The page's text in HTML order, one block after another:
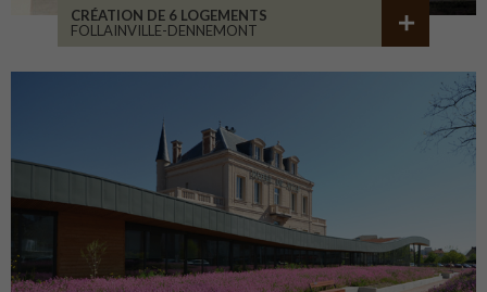
CRÉATION DE 6 LOGEMENTS
FOLLAINVILLE-DENNEMONT